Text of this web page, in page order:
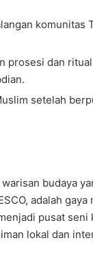
komunitas
prosesi dan
setelah
budaya
adalah
pusat
lokal dan